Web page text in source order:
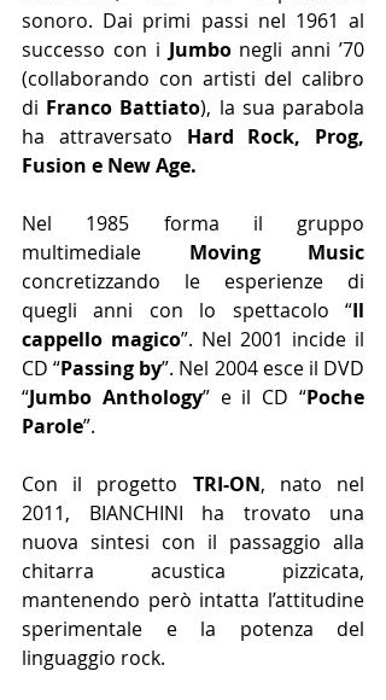
sonoro. Dai primi passi nel 1961 al
successo con i Jumbo negli anni ’70
(collaborando con artisti del calibro
di Franco Battiato), la sua parabola
ha attraversato Hard Rock, Prog,
Fusion e New Age.
Nel 1985 forma il gruppo
multimediale
concretizzando le esperienze di
quegli anni con lo spettacolo “Il
cappello magico”. Nel 2001 incide il
CD “Passing by”. Nel 2004 esce il DVD
“Jumbo Anthology” e il CD “Poche
Parole”.
Con il progetto TRI-ON, nato nel
2011, BIANCHINI ha trovato una
nuova sintesi con il passaggio alla
chitarra acustica pizzicata,
mantenendo però intatta l’attitudine
sperimentale e la potenza del
linguaggio rock.